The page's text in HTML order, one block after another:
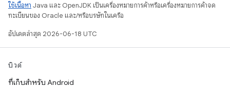
ใช้เนื้อหา Java และ OpenJDK เป็นเครื่องหมายการค้าหรือเครื่องหมายการค้าจด
ทะเบียนของ Oracle และ/หรือบริษัทในเครือ
อัปเดตล่าสุด 2026-06-18 UTC
บิวด์
ที่เก็บสำหรับ Android